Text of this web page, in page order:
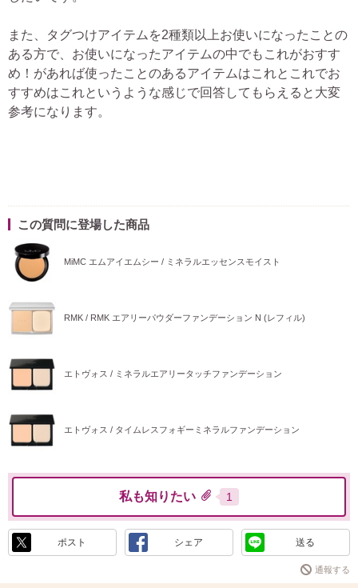
また、タグつけアイテムを2種類以上お使いになったことの
ある方で、お使いになったアイテムの中でもこれがおすす
め！があれば使ったことのあるアイテムはこれとこれでお
すすめはこれというような感じで回答してもらえると大変
参考になります。
この質問に登場した商品
MiMC エムアイエムシー / ミネラルエッセンスモイスト
RMK / RMK エアリーパウダーファンデーション N (レフィル)
エトヴォス / ミネラルエアリータッチファンデーション
エトヴォス / タイムレスフォギーミネラルファンデーション
私も知りたい 1
ポスト シェア 送る
通報する